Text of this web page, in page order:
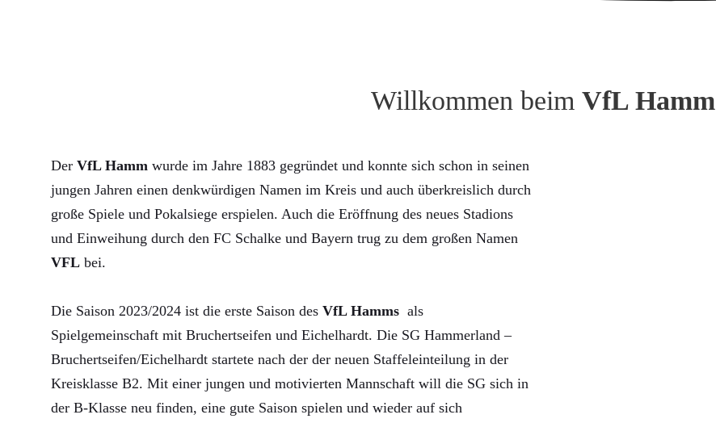
Willkommen beim VfL Hamm
Der VfL Hamm wurde im Jahre 1883 gegründet und konnte sich schon in seinen
jungen Jahren einen denkwürdigen Namen im Kreis und auch überkreislich durch
große Spiele und Pokalsiege erspielen. Auch die Eröffnung des neues Stadions
und Einweihung durch den FC Schalke und Bayern trug zu dem großen Namen
VFL bei.
Die Saison 2023/2024 ist die erste Saison des VfL Hamms als
Spielgemeinschaft mit Bruchertseifen und Eichelhardt. Die SG Hammerland –
Bruchertseifen/Eichelhardt startete nach der der neuen Staffeleinteilung in der
Kreisklasse B2. Mit einer jungen und motivierten Mannschaft will die SG sich in
der B-Klasse neu finden, eine gute Saison spielen und wieder auf sich